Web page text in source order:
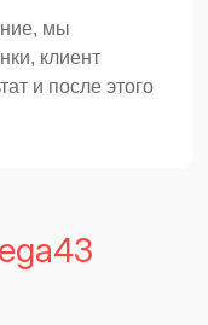
мы
клиент
и после этого